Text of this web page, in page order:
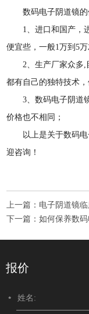
数码电子阴道镜
1、进口和国产，
便宜些，一般1万到5万
2、生产厂家众多
都有自己的独特技术
3、数码电子阴道
价格也不相同；
以上是关于数码
迎咨询！
上一篇： 电子阴道镜
下一篇：如何保养数
报价